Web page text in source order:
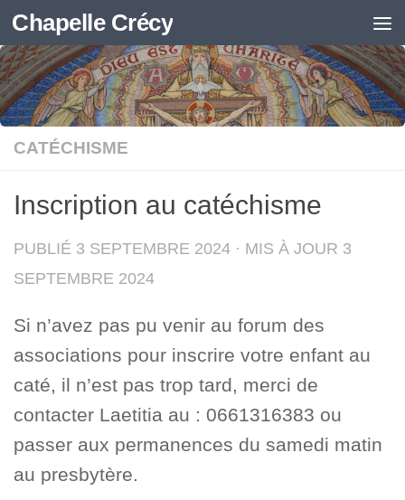
Skip to content
Chapelle Crécy
CATÉCHISME
Inscription au catéchisme
PUBLIÉ 3 SEPTEMBRE 2024 · MIS À JOUR 3
SEPTEMBRE 2024
Si n’avez pas pu venir au forum des
associations pour inscrire votre enfant au
caté, il n’est pas trop tard, merci de
contacter Laetitia au : 0661316383 ou
passer aux permanences du samedi matin
au presbytère.